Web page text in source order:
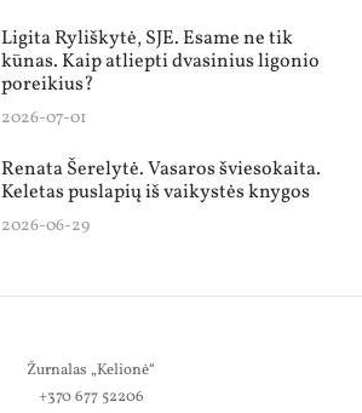
Ligita Ryliškytė, SJE. Esame ne tik
kūnas. Kaip atliepti dvasinius ligonio
poreikius?
2026-07-01
Renata Šerelytė. Vasaros šviesokaita.
Keletas puslapių iš vaikystės knygos
2026-06-29
Žurnalas „Kelionė“
+370 677 52206